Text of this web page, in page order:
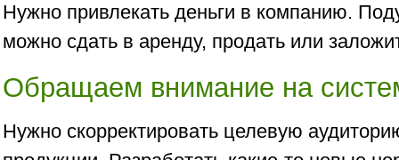
Нужно привлекать деньги в компанию.
можно сдать в аренду, продать или
Обращаем внимание на
Нужно скорректировать целевую